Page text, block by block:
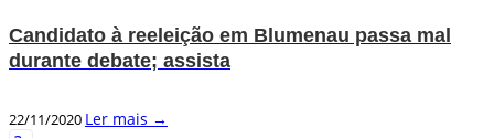
Candidato à reeleição em Blumenau passa mal
durante debate; assista
22/11/2020 Ler mais →